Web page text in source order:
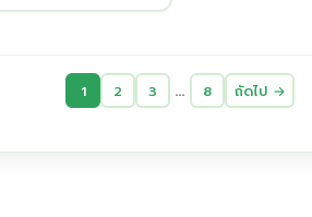
1 2 3 … 8 ถัดไป →